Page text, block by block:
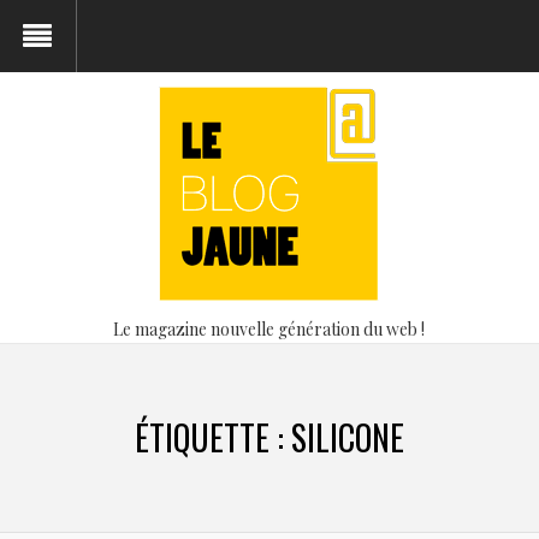
Le magazine nouvelle génération du web !
ÉTIQUETTE :SILICONE